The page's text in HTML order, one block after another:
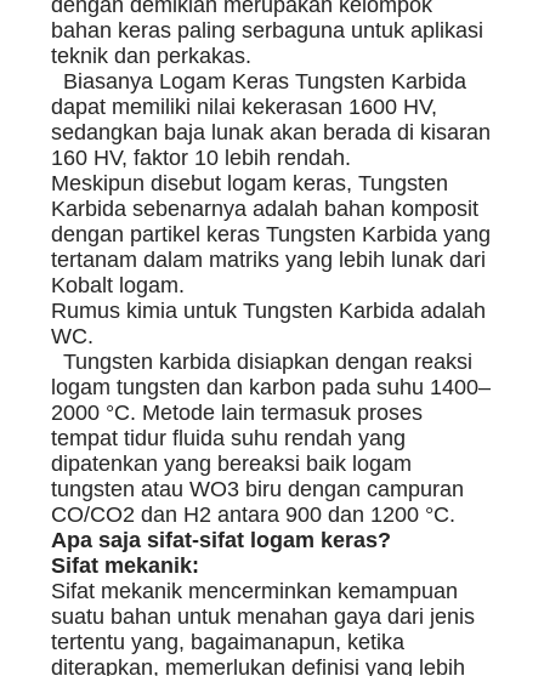
dengan demikian merupakan kelompok
bahan keras paling serbaguna untuk aplikasi
teknik dan perkakas.
Biasanya Logam Keras Tungsten Karbida
dapat memiliki nilai kekerasan 1600 HV,
sedangkan baja lunak akan berada di kisaran
160 HV, faktor 10 lebih rendah.
Meskipun disebut logam keras, Tungsten
Karbida sebenarnya adalah bahan komposit
dengan partikel keras Tungsten Karbida yang
tertanam dalam matriks yang lebih lunak dari
Kobalt logam.
Rumus kimia untuk Tungsten Karbida adalah
WC.
Tungsten karbida disiapkan dengan reaksi
logam tungsten dan karbon pada suhu 1400–
2000 °C. Metode lain termasuk proses
tempat tidur fluida suhu rendah yang
dipatenkan yang bereaksi baik logam
tungsten atau WO3 biru dengan campuran
CO/CO2 dan H2 antara 900 dan 1200 °C.
Apa saja sifat-sifat logam keras?
Sifat mekanik:
Sifat mekanik mencerminkan kemampuan
suatu bahan untuk menahan gaya dari jenis
tertentu yang, bagaimanapun, ketika
diterapkan, memerlukan definisi yang lebih